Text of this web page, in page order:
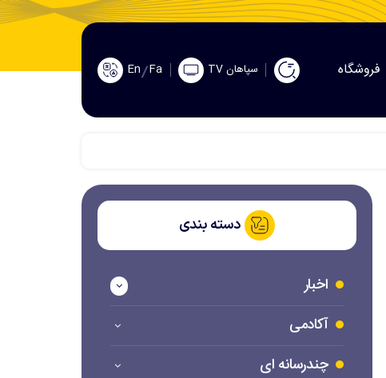
فروشگاه سپاهان TV Fa
En
دسته بندی
اخبار
آکادمی
چندرسانه ای